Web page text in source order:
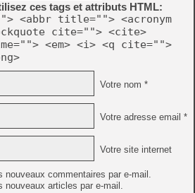
ces tags et attributs HTML:
<abbr title=""> <acronym
cite=""> <cite>
<em> <i> <q cite="">
Votre nom *
Votre adresse email *
Votre site internet
nouveaux commentaires par e-mail.
nouveaux articles par e-mail.